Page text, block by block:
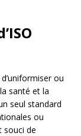
ou
santé et la
seul standard
ou
souci de